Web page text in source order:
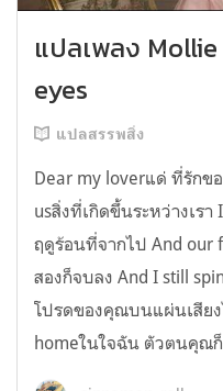
แปลเพลง
eyes
แปลสรรพสิ่ง
Dear my loverแด่ ที่รักข
usสิ่งที่เกิดขึ้นระหว่างเร
ฤดูร้อนที่จากไป And our
สองก็จบลง And I still
โปรดของคุณบนแผ่นเสียง
homeในใจฉัน ตัวตนคุณ